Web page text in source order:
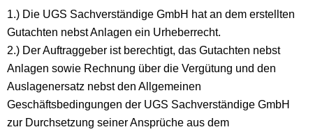
1.) Die UGS Sachverständige GmbH hat an dem erstellten
Gutachten nebst Anlagen ein Urheberrecht.
2.) Der Auftraggeber ist berechtigt, das Gutachten nebst
Anlagen sowie Rechnung über die Vergütung und den
Auslagenersatz nebst den Allgemeinen
Geschäftsbedingungen der UGS Sachverständige GmbH
zur Durchsetzung seiner Ansprüche aus dem